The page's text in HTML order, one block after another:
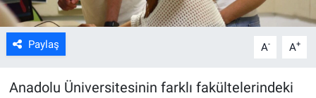
Paylaş A- A+
Anadolu Üniversitesinin farklı fakültelerindeki